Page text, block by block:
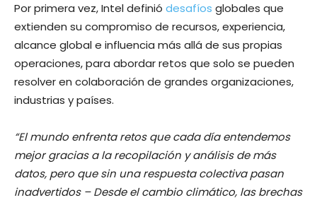
Por primera vez, Intel definió desafíos globales que
extienden su compromiso de recursos, experiencia,
alcance global e influencia más allá de sus propias
operaciones, para abordar retos que solo se pueden
resolver en colaboración de grandes organizaciones,
industrias y países.
“El mundo enfrenta retos que cada día entendemos
mejor gracias a la recopilación y análisis de más
datos, pero que sin una respuesta colectiva pasan
inadvertidos – Desde el cambio climático, las brechas